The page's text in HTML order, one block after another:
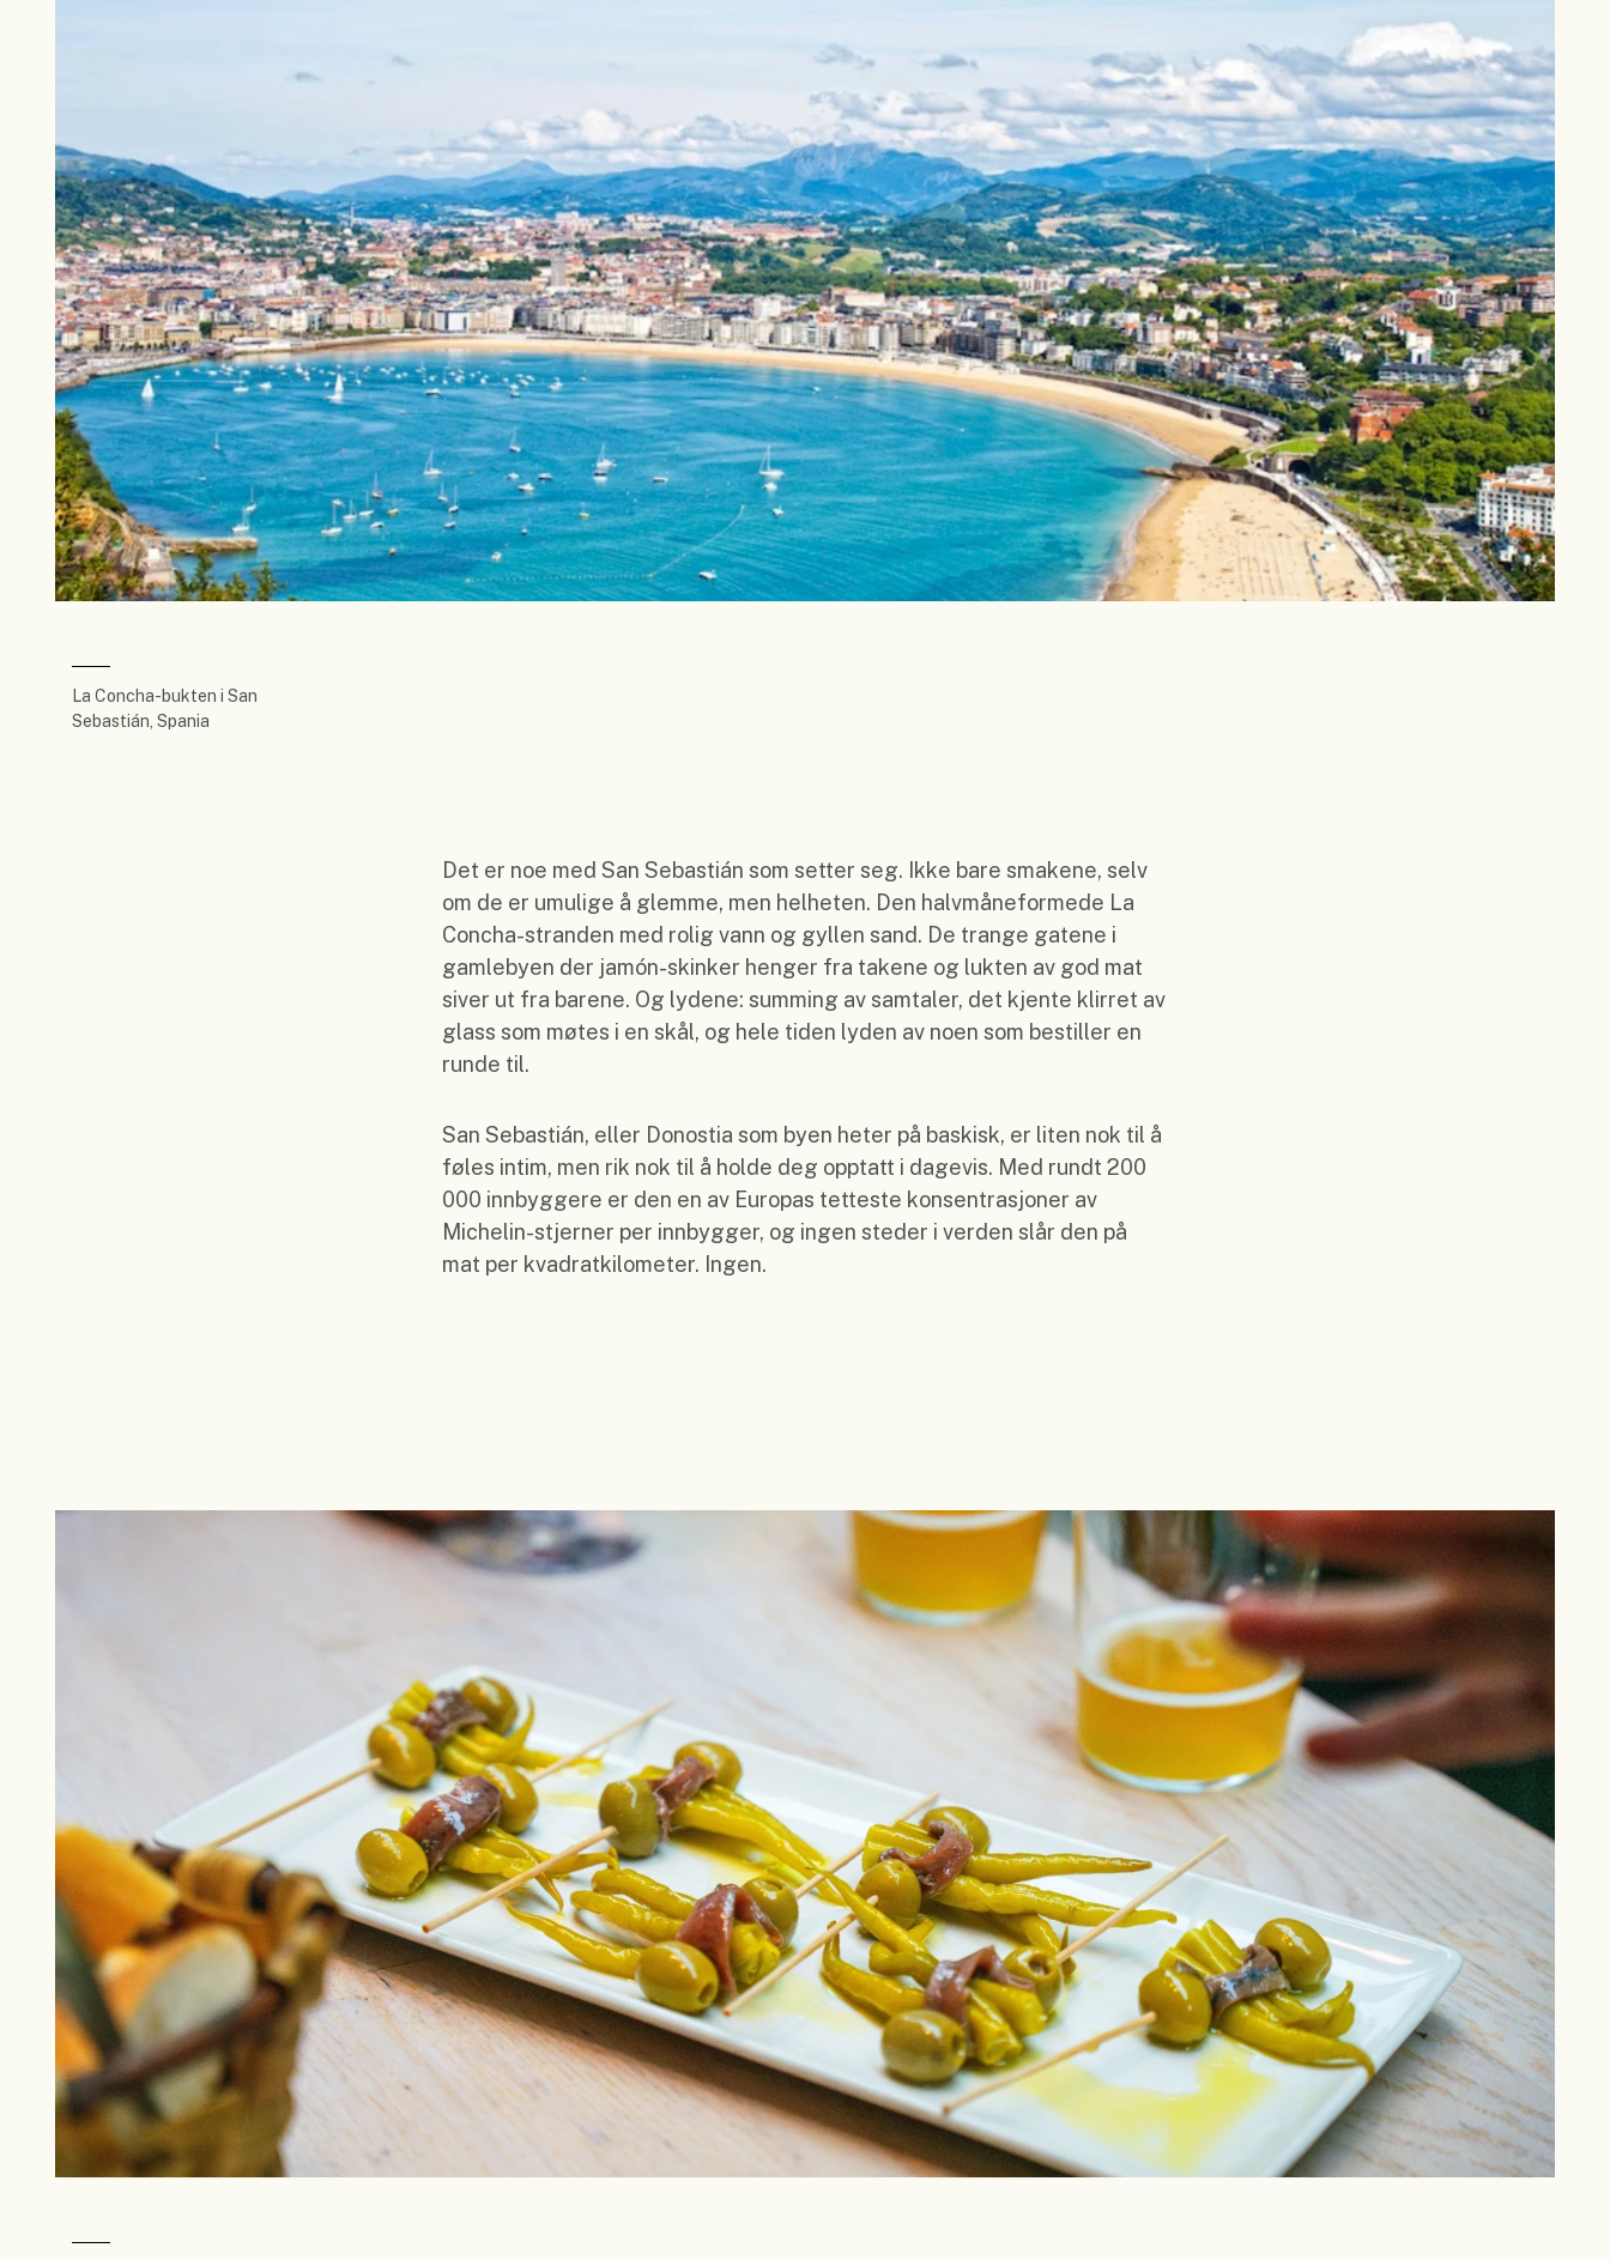
La Concha-bukten i San
Sebastián, Spania
Det er noe med San Sebastián som setter seg. Ikke bare smakene, selv
om de er umulige å glemme, men helheten. Den halvmåneformede La
Concha-stranden med rolig vann og gyllen sand. De trange gatene i
gamlebyen der jamón-skinker henger fra takene og lukten av god mat
siver ut fra barene. Og lydene: summing av samtaler, det kjente klirret av
glass som møtes i en skål, og hele tiden lyden av noen som bestiller en
runde til.
San Sebastián, eller Donostia som byen heter på baskisk, er liten nok til å
føles intim, men rik nok til å holde deg opptatt i dagevis. Med rundt 200
000 innbyggere er den en av Europas tetteste konsentrasjoner av
Michelin-stjerner per innbygger, og ingen steder i verden slår den på
mat per kvadratkilometer. Ingen.